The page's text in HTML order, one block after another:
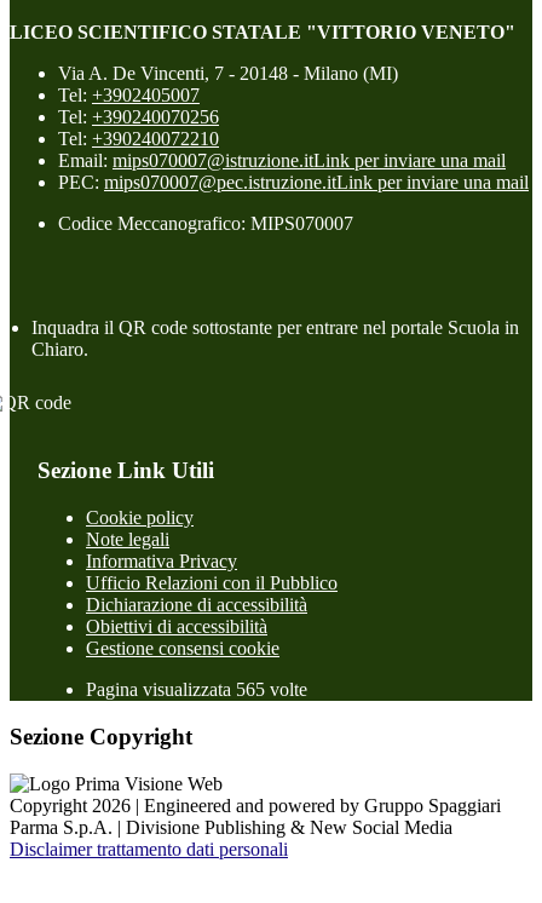
LICEO SCIENTIFICO STATALE "VITTORIO VENETO"
Via A. De Vincenti, 7 - 20148 - Milano (MI)
Tel: +3902405007
Tel: +390240070256
Tel: +390240072210
Email: mips070007@istruzione.itLink per inviare una mail
PEC: mips070007@pec.istruzione.itLink per inviare una mail
Codice Meccanografico: MIPS070007
Inquadra il QR code sottostante per entrare nel portale Scuola in
Chiaro.
Sezione Link Utili
Cookie policy
Note legali
Informativa Privacy
Ufficio Relazioni con il Pubblico
Dichiarazione di accessibilità
Obiettivi di accessibilità
Gestione consensi cookie
Pagina visualizzata 565 volte
Sezione Copyright
Copyright 2026 | Engineered and powered by Gruppo Spaggiari
Parma S.p.A. | Divisione Publishing & New Social Media
Disclaimer trattamento dati personali